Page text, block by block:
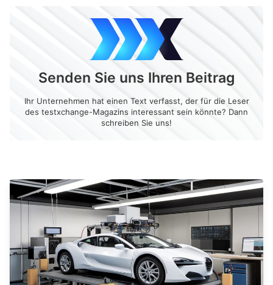
Senden Sie uns Ihren Beitrag
Ihr Unternehmen hat einen Text verfasst, der für die Leser
des testxchange-Magazins interessant sein könnte? Dann
schreiben Sie uns!